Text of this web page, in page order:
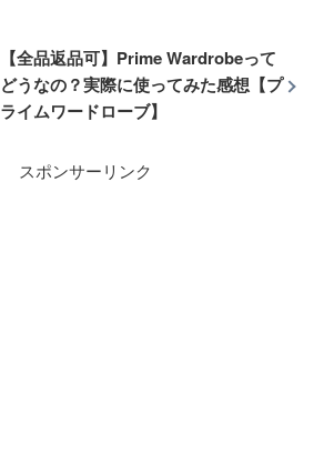
【全品返品可】Prime Wardrobeって
どうなの？実際に使ってみた感想【プ
ライムワードローブ】
スポンサーリンク